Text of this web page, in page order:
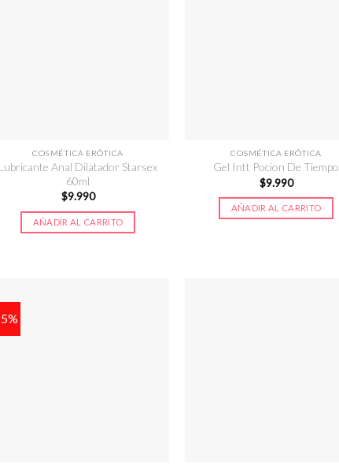
COSMÉTICA ERÓTICA
Lubricante Anal Dilatador Starsex
60ml
$9.990
AÑADIR AL CARRITO
COSMÉTICA ERÓTICA
Gel Intt Pocion De Tiempo
$9.990
AÑADIR AL CARRITO